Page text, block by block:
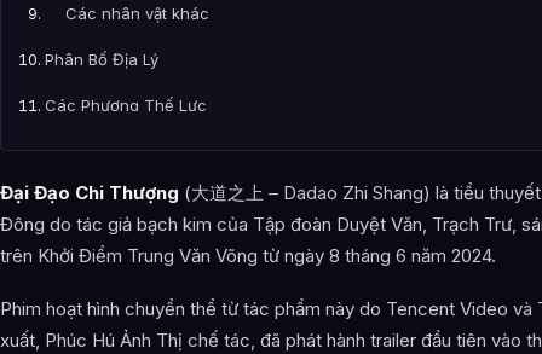
Các nhân vật khác
Phân Bố Địa Lý
Các Phương Thế Lực
Hệ Thống Tu Luyện
Phân Chia Cảnh Giới
Trước Khi Thành Tiên
Thiết Lập Thần Thai
Đại Đạo Chi Thượng (大道之上 – Dadao Zhi Shang) là tiểu
Đông do tác giả bạch kim của Tập đoàn Duyệt Văn, Trạch Trư,
trên Khởi Điểm Trung Văn Võng từ ngày 8 tháng 6 năm 2024.
Phim hoạt hình chuyển thể từ tác phẩm này do Tencent Video và
xuất, Phúc Hú Ảnh Thị chế tác, đã phát hành trailer đầu tiên vào